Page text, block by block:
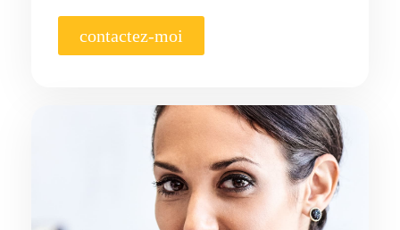
contactez-moi